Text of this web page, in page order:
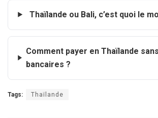
Thaïlande ou Bali, c’est quoi le
Comment payer en Thaïlande
bancaires ?
Tags: Thaïlande